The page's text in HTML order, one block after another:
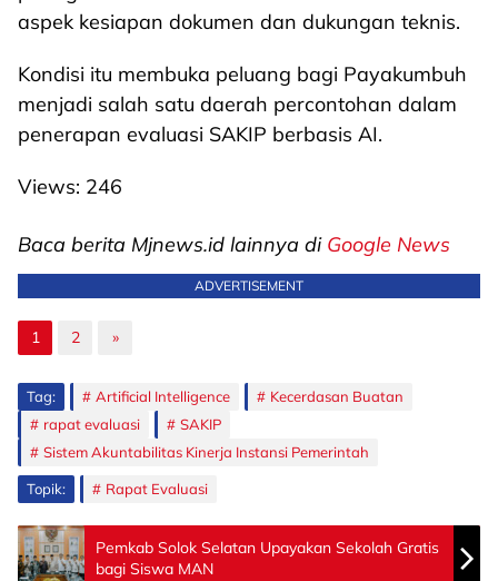
aspek kesiapan dokumen dan dukungan teknis.
Kondisi itu membuka peluang bagi Payakumbuh
menjadi salah satu daerah percontohan dalam
penerapan evaluasi SAKIP berbasis AI.
Views: 246
Baca berita Mjnews.id lainnya di Google News
ADVERTISEMENT
1 2 »
Tag: Artificial Intelligence
Kecerdasan Buatan
rapat evaluasi
SAKIP
Sistem Akuntabilitas Kinerja Instansi Pemerintah
Topik: Rapat Evaluasi
Pemkab Solok Selatan Upayakan Sekolah Gratis
bagi Siswa MAN